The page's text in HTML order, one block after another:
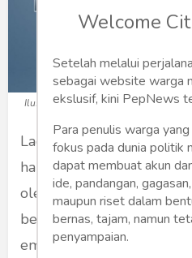
Ilustrasi pemimpin (Foto:
Lagi dan lagi, saya
harus menerima
oleh orang tolol. Orang
bertindak tidak dengan
emosi dan pikiran pendek.
Welcome
Setelah melalui
sebagai website warga
ekslusif, kini PepNews
Para penulis warga
fokus pada dunia politik
dapat membuat akun
ide, pandangan,
maupun riset dalam
bernas, tajam, namun
penyampaian.